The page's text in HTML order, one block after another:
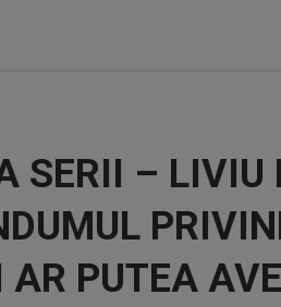
SERII – LIVIU
AR PUTEA